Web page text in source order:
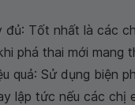
đủ: Tốt nhất là các
phá thai mới mang
quả: Sử dụng biện
lập tức nếu các chị